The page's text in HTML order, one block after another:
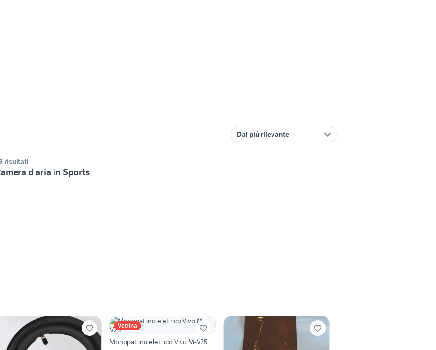
Dal più rilevante
risultati
d aria in Sports
Vetrina
Monopattino elettrico Vivo M-V25